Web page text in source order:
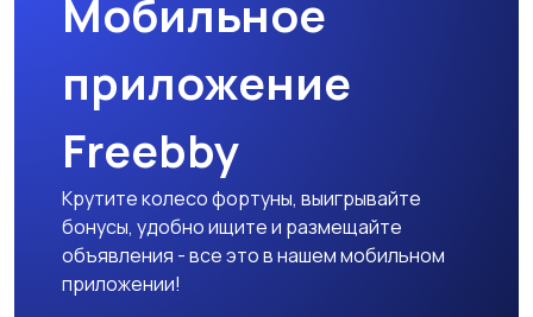
Мобильное
приложение
Freebby
Крутите колесо фортуны, выигрывайте
бонусы, удобно ищите и размещайте
объявления - все это в нашем мобильном
приложении!